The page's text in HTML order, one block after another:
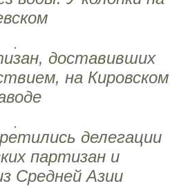
доставивших
на Кировском
делегации
партизан и
Средней Азии